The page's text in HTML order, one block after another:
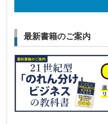
最新書籍のご案内